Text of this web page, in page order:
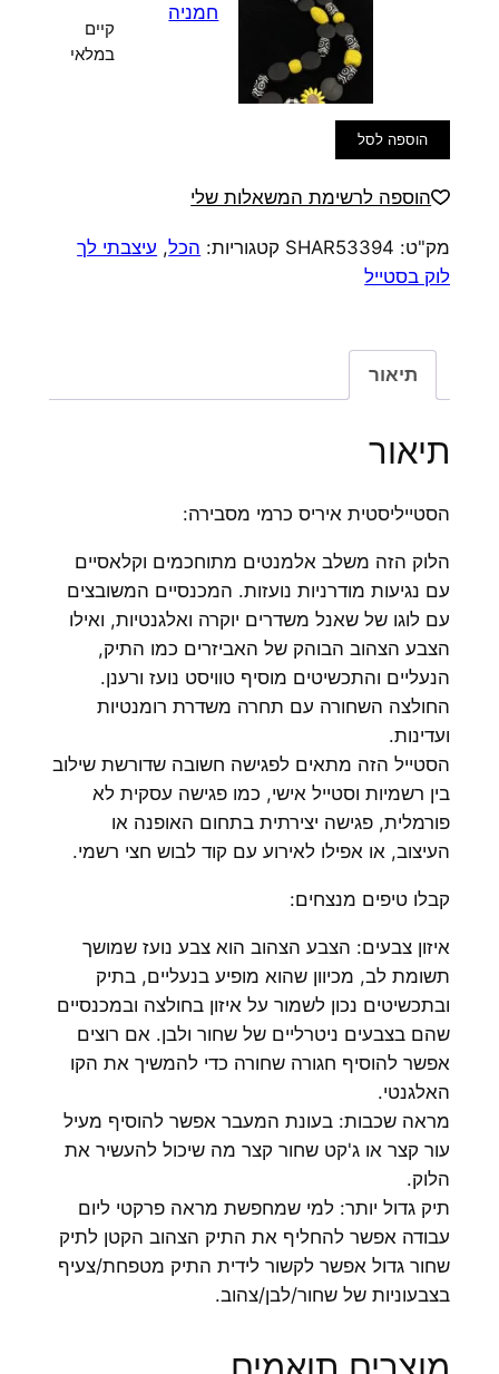
חמניה
קיים
במלאי
הוספה לסל
הוספה לרשימת המשאלות שלי
מק"ט: SHAR53394 קטגוריות: הכל, עיצבתי לך
לוק בסטייל
תיאור
תיאור
הסטייליסטית איריס כרמי מסבירה:
הלוק הזה משלב אלמנטים מתוחכמים וקלאסיים
עם נגיעות מודרניות נועזות. המכנסיים המשובצים
עם לוגו של שאנל משדרים יוקרה ואלגנטיות, ואילו
הצבע הצהוב הבוהק של האביזרים כמו התיק,
הנעליים והתכשיטים מוסיף טוויסט נועז ורענן.
החולצה השחורה עם תחרה משדרת רומנטיות
ועדינות.
הסטייל הזה מתאים לפגישה חשובה שדורשת שילוב
בין רשמיות וסטייל אישי, כמו פגישה עסקית לא
פורמלית, פגישה יצירתית בתחום האופנה או
העיצוב, או אפילו לאירוע עם קוד לבוש חצי רשמי.
קבלו טיפים מנצחים:
איזון צבעים: הצבע הצהוב הוא צבע נועז שמושך
תשומת לב, מכיוון שהוא מופיע בנעליים, בתיק
ובתכשיטים נכון לשמור על איזון בחולצה ובמכנסיים
שהם בצבעים ניטרליים של שחור ולבן. אם רוצים
אפשר להוסיף חגורה שחורה כדי להמשיך את הקו
האלגנטי.
מראה שכבות: בעונת המעבר אפשר להוסיף מעיל
עור קצר או ג'קט שחור קצר מה שיכול להעשיר את
הלוק.
תיק גדול יותר: למי שמחפשת מראה פרקטי ליום
עבודה אפשר להחליף את התיק הצהוב הקטן לתיק
שחור גדול אפשר לקשור לידית התיק מטפחת/צעיף
בצבעוניות של שחור/לבן/צהוב.